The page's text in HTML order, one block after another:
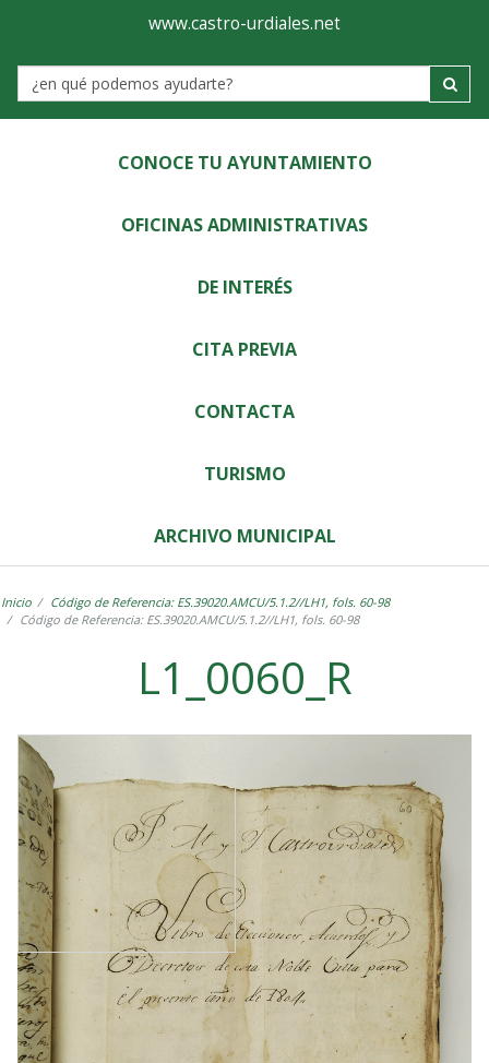
Ayuntamiento
de
Castro-
Urdiales
www.castro-urdiales.net
Label
CONOCE TU AYUNTAMIENTO
OFICINAS ADMINISTRATIVAS
DE INTERÉS
CITA PREVIA
CONTACTA
TURISMO
ARCHIVO MUNICIPAL
Inicio
Código de Referencia: ES.39020.AMCU/5.1.2//LH1, fols. 60-98
Código de Referencia: ES.39020.AMCU/5.1.2//LH1, fols. 60-98
L1_0060_R